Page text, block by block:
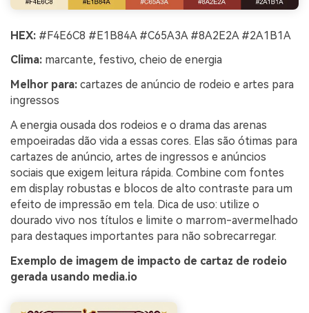
HEX: #F4E6C8 #E1B84A #C65A3A #8A2E2A #2A1B1A
Clima: marcante, festivo, cheio de energia
Melhor para: cartazes de anúncio de rodeio e artes para
ingressos
A energia ousada dos rodeios e o drama das arenas
empoeiradas dão vida a essas cores. Elas são ótimas para
cartazes de anúncio, artes de ingressos e anúncios
sociais que exigem leitura rápida. Combine com fontes
em display robustas e blocos de alto contraste para um
efeito de impressão em tela. Dica de uso: utilize o
dourado vivo nos títulos e limite o marrom-avermelhado
para destaques importantes para não sobrecarregar.
Exemplo de imagem de impacto de cartaz de rodeio
gerada usando media.io